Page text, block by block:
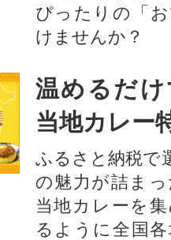
ぴったりの「
けませんか？
温めるだ
当地カレー
ふるさと納税で
の魅力が詰ま
当地カレーを
るように全国